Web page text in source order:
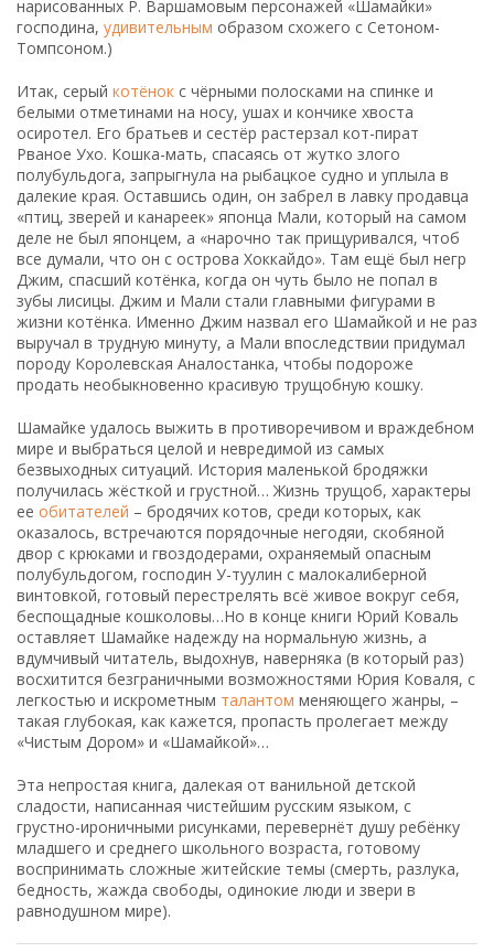
нарисованных Р. Варшамовым персонажей «Шамайки»
господина, удивительным образом схожего с Сетоном-
Томпсоном.)
Итак, серый котёнок с чёрными полосками на спинке и
белыми отметинами на носу, ушах и кончике хвоста
осиротел. Его братьев и сестёр растерзал кот-пират
Рваное Ухо. Кошка-мать, спасаясь от жутко злого
полубульдога, запрыгнула на рыбацкое судно и уплыла в
далекие края. Оставшись один, он забрел в лавку продавца
«птиц, зверей и канареек» японца Мали, который на самом
деле не был японцем, а «нарочно так прищуривался, чтоб
все думали, что он с острова Хоккайдо». Там ещё был негр
Джим, спасший котёнка, когда он чуть было не попал в
зубы лисицы. Джим и Мали стали главными фигурами в
жизни котёнка. Именно Джим назвал его Шамайкой и не раз
выручал в трудную минуту, а Мали впоследствии придумал
породу Королевская Аналостанка, чтобы подороже
продать необыкновенно красивую трущобную кошку.
Шамайке удалось выжить в противоречивом и враждебном
мире и выбраться целой и невредимой из самых
безвыходных ситуаций. История маленькой бродяжки
получилась жёсткой и грустной… Жизнь трущоб, характеры
ее обитателей – бродячих котов, среди которых, как
оказалось, встречаются порядочные негодяи, скобяной
двор с крюками и гвоздодерами, охраняемый опасным
полубульдогом, господин У-туулин с малокалиберной
винтовкой, готовый перестрелять всё живое вокруг себя,
беспощадные кошколовы…Но в конце книги Юрий Коваль
оставляет Шамайке надежду на нормальную жизнь, а
вдумчивый читатель, выдохнув, наверняка (в который раз)
восхитится безграничными возможностями Юрия Коваля, с
легкостью и искрометным талантом меняющего жанры, –
такая глубокая, как кажется, пропасть пролегает между
«Чистым Дором» и «Шамайкой»…
Эта непростая книга, далекая от ванильной детской
сладости, написанная чистейшим русским языком, с
грустно-ироничными рисунками, перевернёт душу ребёнку
младшего и среднего школьного возраста, готовому
воспринимать сложные житейские темы (смерть, разлука,
бедность, жажда свободы, одинокие люди и звери в
равнодушном мире).